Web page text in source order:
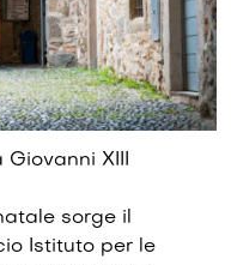
XIII
sorge il
Istituto per le